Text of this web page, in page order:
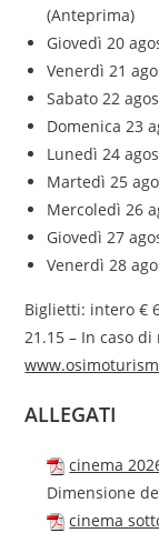
(Anteprima)
Giovedì 20
Venerdì 21
Sabato 22
Domenica 23
Lunedì 24
Martedì 25
Mercoledì 26
Giovedì 27
Venerdì 28
Biglietti: intero €
21.15 – In caso
ALLEGATI
cinema
Dimensione
cinema